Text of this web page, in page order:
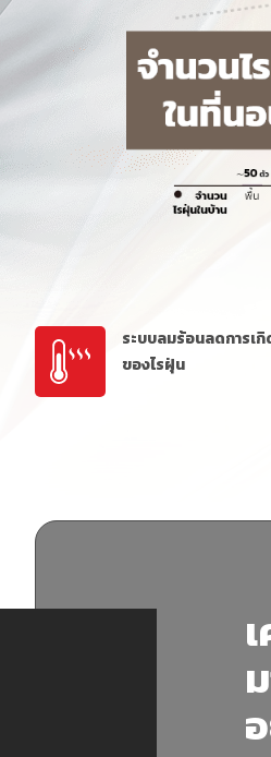
ระบบลมร้อนลดการเกิ
ของไรฝุ่น